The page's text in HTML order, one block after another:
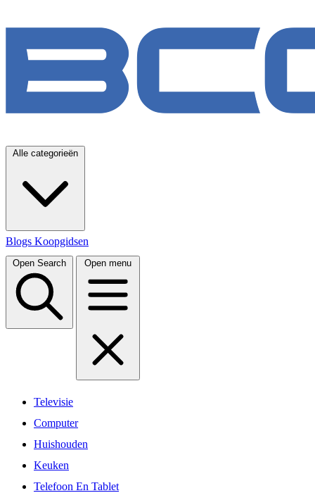
Alle categorieën
Blogs Koopgidsen
Open Search Open menu
Televisie
Computer
Huishouden
Keuken
Telefoon En Tablet